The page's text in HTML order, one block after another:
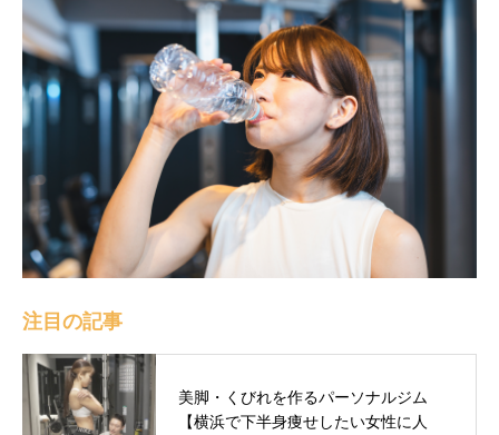
注目の記事
美脚・くびれを作るパーソナルジム
【横浜で下半身痩せしたい女性に人